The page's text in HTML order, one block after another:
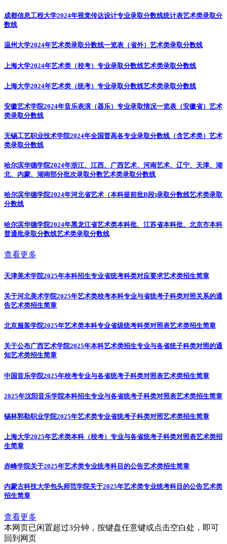
成都信息工程大学2024年视觉传达设计专业录取分数线统计表艺术类录取分
数线
温州大学2024年艺术类录取分数线一览表（省外） 艺术类录取分数线
上海大学2024年艺术类（校考）专业录取分数线艺术类录取分数线
上海大学2024年艺术类（统考）专业录取分数线艺术类录取分数线
安徽艺术学院2024年音乐表演（器乐）专业录取情况一览表（安徽省） 艺术
类录取分数线
无锡工艺职业技术学院2024年全国普高各专业录取分数线（含艺术类） 艺术
类录取分数线
哈尔滨华德学院2024年浙江、江西、广西艺术、河南艺术、辽宁、天津、湖
北、内蒙、湖南部分批次录取分数艺术类录取分数线
哈尔滨华德学院2024年河北省艺术（本科提前批B段)录取分数线艺术类录取
分数线
哈尔滨华德学院2024年黑龙江省艺术类本科批、江苏省本科批、北京市本科
普通批录取分数线艺术类录取分数线
查看更多
天津美术学院2025年本科招生专业省统考科类对应要求艺术类招生简章
关于河北美术学院2025年艺术类校考本科专业与省统考子科类对照关系的通
告艺术类招生简章
北京服装学院2025年艺术类本科专业省级统考科类对照表艺术类招生简章
关于公布广西艺术学院2025年本科艺术类招生专业与各省统子科类对照的通
知艺术类招生简章
中国音乐学院2025年校考专业与各省统考子科类对照表艺术类招生简章
2025年沈阳音乐学院本科招生专业与各省统考子科类对照表艺术类招生简章
锡林郭勒职业学院2025年艺术类专业省统考子科类对照艺术类招生简章
上海大学2025年艺术类本科（校考）专业与各省统考子科类对照表艺术类招
生简章
赤峰学院关于2025年艺术类专业统考科目的公告艺术类招生简章
内蒙古科技大学包头师范学院关于2025年艺术类专业统考科目的公告艺术类
招生简章
查看更多
本网页已闲置超过3分钟，按键盘任意键或点击空白处，即可
回到网页